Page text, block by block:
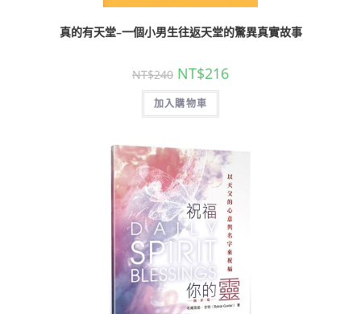
真的有天堂–一個小男生往返天堂的驚異真實故事
NT$240 NT$216
加入購物車